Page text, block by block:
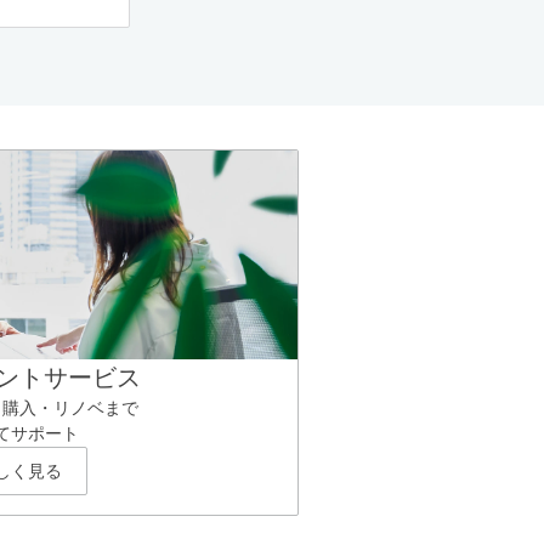
トサービス
入・リノベまで
サポート
く見る